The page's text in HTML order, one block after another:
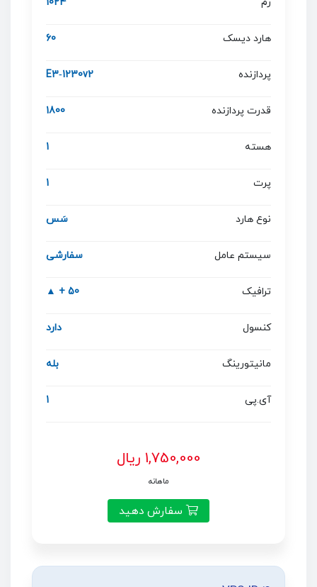
60 هارد دیسک
E3‐1230v2 پردازنده
1800 قدرت پردازنده
1 هسته
1 پرت
سَس نوع هارد
سفارشی سیستم عامل
50 + ▲ ترافیک
دارد کنسول
بله مانیتورینگ
1 آی.پی
1,750,000 ریال
ماهانه
سفارش دهید